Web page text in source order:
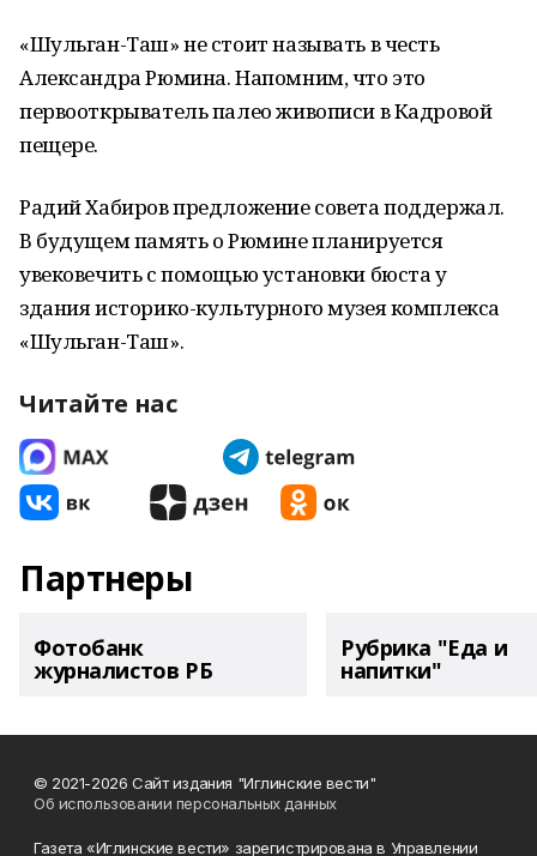
«Шульган-Таш» не стоит называть в честь
Александра Рюмина. Напомним, что это
первооткрыватель палео живописи в Кадровой
пещере.
Радий Хабиров предложение совета поддержал.
В будущем память о Рюмине планируется
увековечить с помощью установки бюста у
здания историко-культурного музея комплекса
«Шульган-Таш».
Читайте нас
Партнеры
Фотобанк
журналистов РБ
Рубрика "Еда и
напитки"
© 2021-2026 Сайт издания "Иглинские вести"
Об использовании персональных данных
Газета «Иглинские вести» зарегистрирована в Управлении